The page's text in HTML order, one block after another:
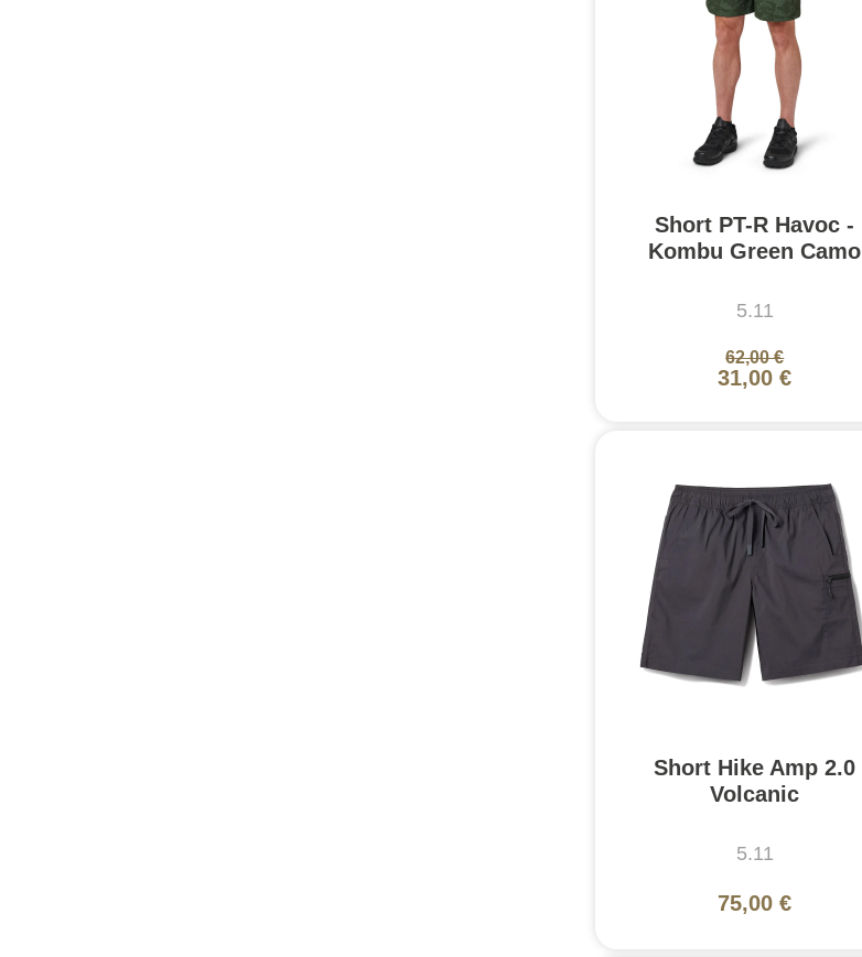
Short PT-R Havoc -
Kombu Green Camo
5.11
62,00 €
31,00 €
Short Hike Amp 2.0
Volcanic
5.11
75,00 €